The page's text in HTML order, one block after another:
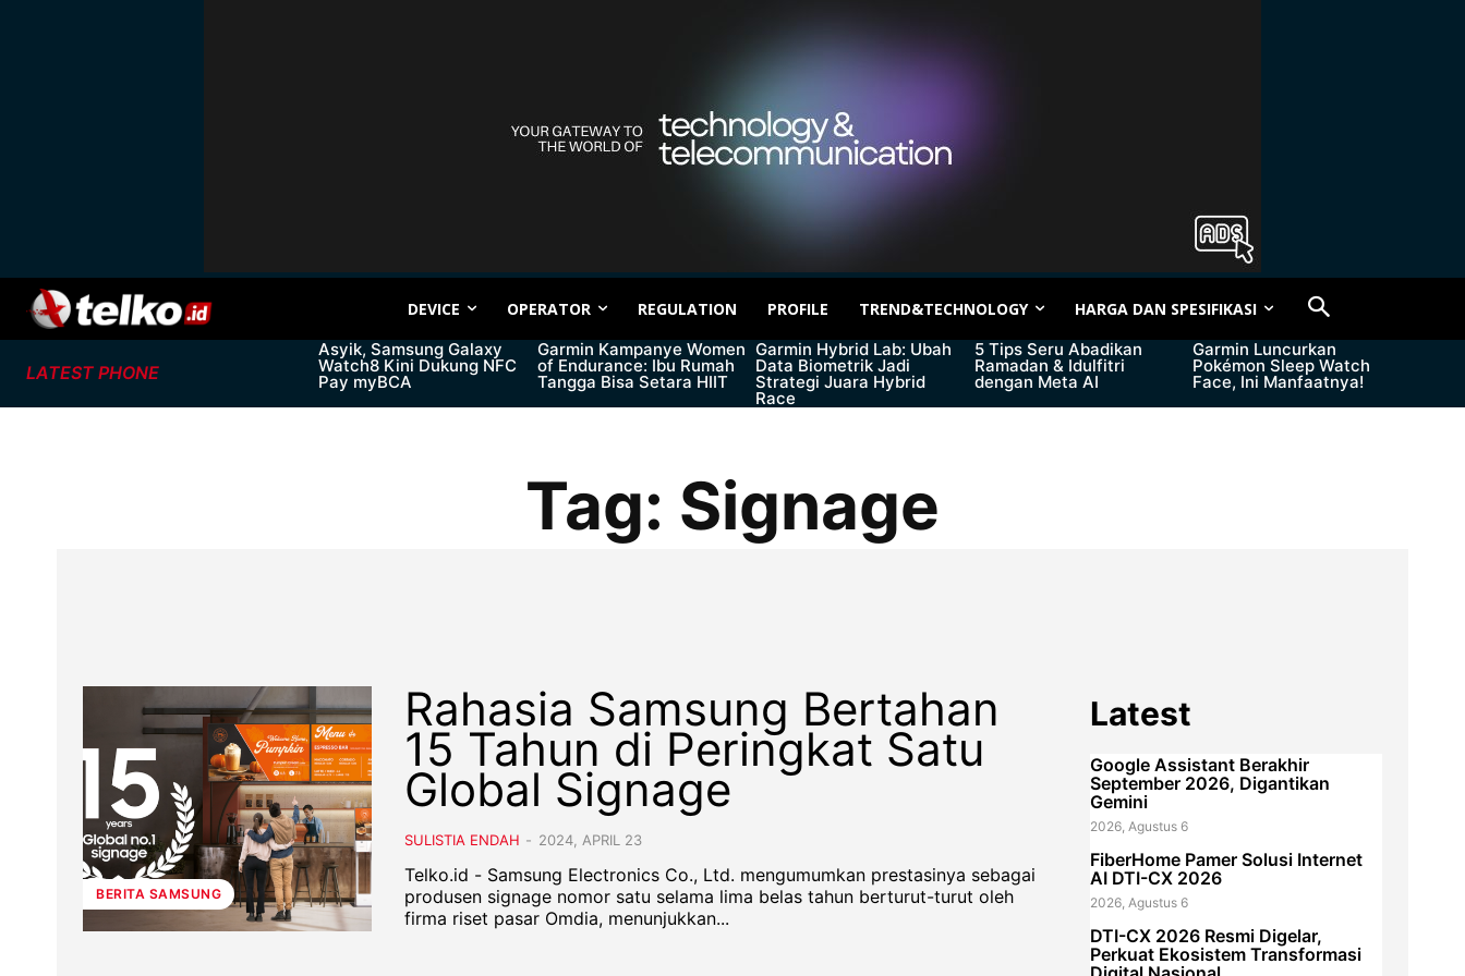
DEVICE OPERATOR REGULATION PROFILE TREND&TECHNOLOGY HARGA DAN SPESIFIKASI
LATEST PHONE
Asyik, Samsung Galaxy
Watch8 Kini Dukung NFC
Pay myBCA
Garmin Kampanye Women
of Endurance: Ibu Rumah
Tangga Bisa Setara HIIT
Garmin Hybrid Lab: Ubah
Data Biometrik Jadi
Strategi Juara Hybrid
Race
5 Tips Seru Abadikan
Ramadan & Idulfitri
dengan Meta AI
Garmin Luncurkan
Pokémon Sleep Watch
Face, Ini Manfaatnya!
Tag: Signage
BERITA SAMSUNG
Rahasia Samsung Bertahan
15 Tahun di Peringkat Satu
Global Signage
SULISTIA ENDAH - 2024, APRIL 23
Telko.id - Samsung Electronics Co., Ltd. mengumumkan prestasinya sebagai
produsen signage nomor satu selama lima belas tahun berturut-turut oleh
firma riset pasar Omdia, menunjukkan...
Latest
Google Assistant Berakhir
September 2026, Digantikan
Gemini
2026, Agustus 6
FiberHome Pamer Solusi Internet
AI DTI-CX 2026
2026, Agustus 6
DTI-CX 2026 Resmi Digelar,
Perkuat Ekosistem Transformasi